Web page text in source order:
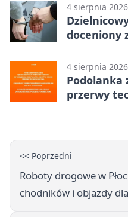
4 sierpnia 2026
doceniony
4 sierpnia 2026
Podolanka
przerwy
<< Poprzedni
Roboty drogowe w
chodników i objazdy